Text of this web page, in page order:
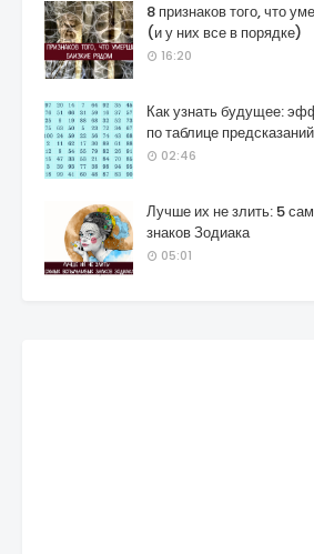
8 признаков того, что
(и у них все в порядке)
16:20
Как узнать будущее:
по таблице предсказаний
02:46
Лучше их не злить: 5
знаков Зодиака
05:01